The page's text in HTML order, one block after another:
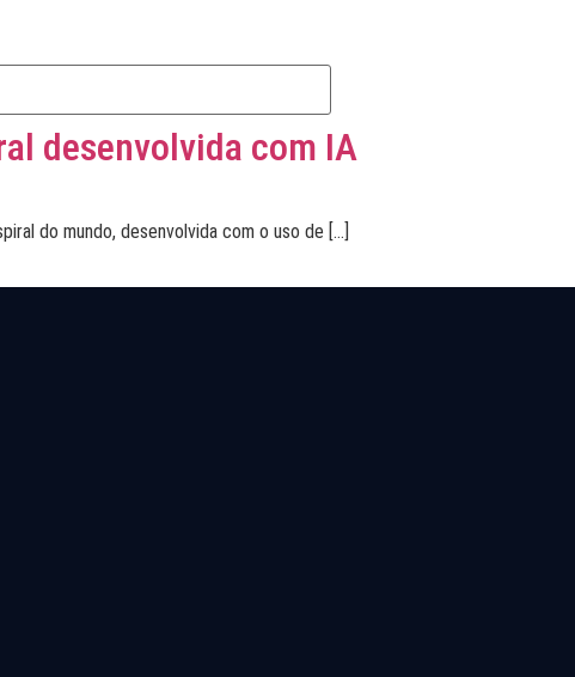
desenvolvida com IA
do mundo, desenvolvida com o uso de […]